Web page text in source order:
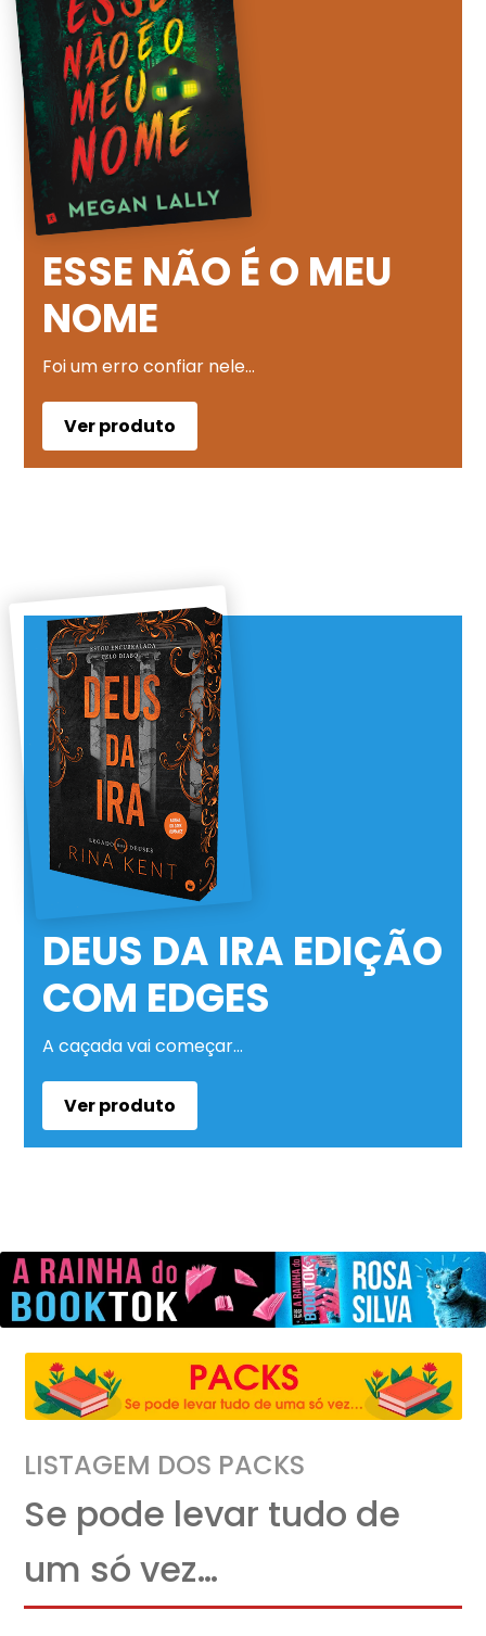
ESSE NÃO É O MEU
NOME
Foi um erro confiar nele…
Ver produto
DEUS DA IRA EDIÇÃO
COM EDGES
A caçada vai começar…
Ver produto
LISTAGEM DOS PACKS
Se pode levar tudo de
um só vez…